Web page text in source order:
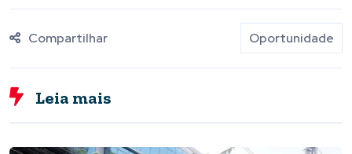
Compartilhar Oportunidade
Leia mais